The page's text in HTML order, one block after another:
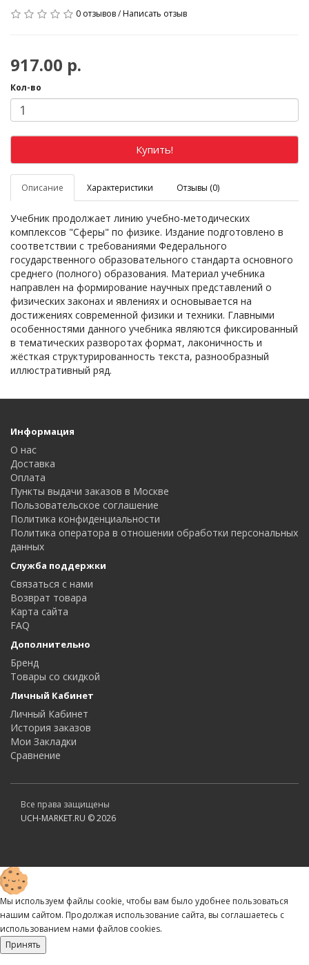
0 отзывов/Написать отзыв
917.00 р.
Кол-во
Купить!
Описание Характеристики Отзывы (0)
Учебник продолжает линию учебно-методических
комплексов "Сферы" по физике. Издание подготовлено в
соответствии с требованиями Федерального
государственного образовательного стандарта основного
среднего (полного) образования. Материал учебника
направлен на формирование научных представлений о
физических законах и явлениях и основывается на
достижениях современной физики и техники. Главными
особенностями данного учебника являются фиксированный
в тематических разворотах формат, лаконичность и
жёсткая структурированность текста, разнообразный
иллюстративный ряд.
Информация
О нас
Доставка
Оплата
Пункты выдачи заказов в Москве
Пользовательское соглашение
Политика конфиденциальности
Политика оператора в отношении обработки персональных
данных
Служба поддержки
Связаться с нами
Возврат товара
Карта сайта
FAQ
Дополнительно
Бренд
Товары со скидкой
Личный Кабинет
Личный Кабинет
История заказов
Мои Закладки
Сравнение
Все права защищены
UCH-MARKET.RU © 2026
Мы используем файлы cookie, чтобы вам было удобнее пользоваться
нашим сайтом. Продолжая использование сайта, вы соглашаетесь c
использованием нами файлов cookies.
Принять